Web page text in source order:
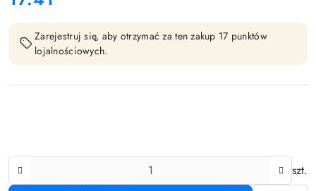
Zarejestruj się, aby otrzymać za ten zakup 17 punktów
lojalnościowych.
szt.